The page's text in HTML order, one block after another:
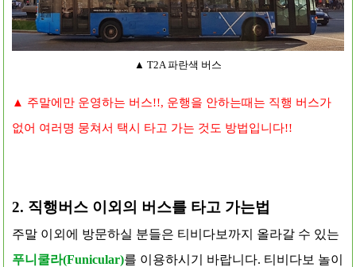
▲ T2A 파란색 버스
▲ 주말에만 운영하는 버스!!, 운행을 안하는때는 직행 버스가
없어 여러명 뭉쳐서 택시 타고 가는 것도 방법입니다!!
2. 직행버스 이외의 버스를 타고 가는법
주말 이외에 방문하실 분들은 티비다보까지 올라갈 수 있는
푸니쿨라(Funicular)를 이용하시기 바랍니다. 티비다보 놀이